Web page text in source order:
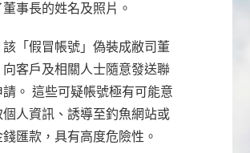
事長的姓名及照片。
該「假冒帳號」偽裝成敝司董
向客戶及相關人士隨意發送聯
請。 這些可疑帳號極有可能意
個人資訊、誘導至釣魚網站或
匯款，具有高度危險性。